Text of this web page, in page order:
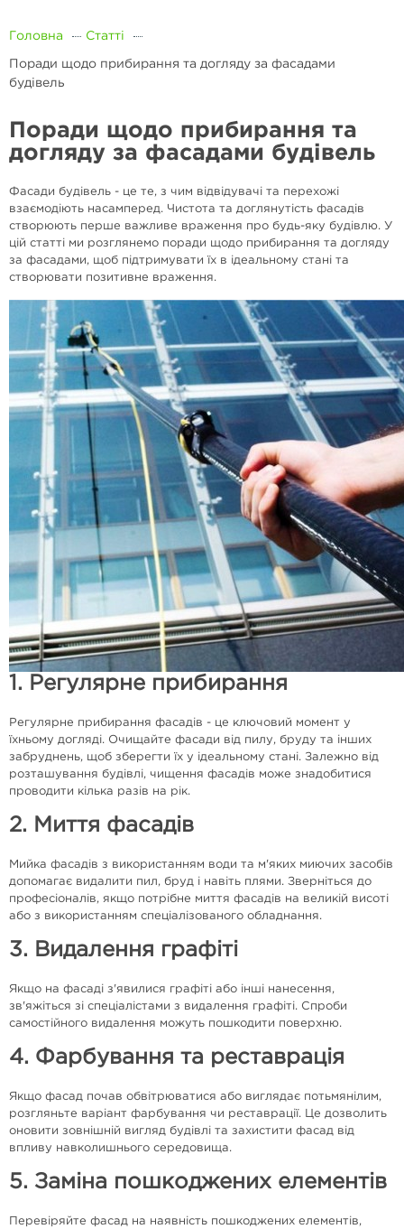
Головна Статті
Поради щодо прибирання та догляду за фасадами
будівель
Поради щодо прибирання та
догляду за фасадами будівель
Фасади будівель - це те, з чим відвідувачі та перехожі
взаємодіють насамперед. Чистота та доглянутість фасадів
створюють перше важливе враження про будь-яку будівлю. У
цій статті ми розглянемо поради щодо прибирання та догляду
за фасадами, щоб підтримувати їх в ідеальному стані та
створювати позитивне враження.
1. Регулярне прибирання
Регулярне прибирання фасадів - це ключовий момент у
їхньому догляді. Очищайте фасади від пилу, бруду та інших
забруднень, щоб зберегти їх у ідеальному стані. Залежно від
розташування будівлі, чищення фасадів може знадобитися
проводити кілька разів на рік.
2. Миття фасадів
Мийка фасадів з використанням води та м'яких миючих засобів
допомагає видалити пил, бруд і навіть плями. Зверніться до
професіоналів, якщо потрібне миття фасадів на великій висоті
або з використанням спеціалізованого обладнання.
3. Видалення графіті
Якщо на фасаді з'явилися графіті або інші нанесення,
зв'яжіться зі спеціалістами з видалення графіті. Спроби
самостійного видалення можуть пошкодити поверхню.
4. Фарбування та реставрація
Якщо фасад почав обвітрюватися або виглядає потьмянілим,
розгляньте варіант фарбування чи реставрації. Це дозволить
оновити зовнішній вигляд будівлі та захистити фасад від
впливу навколишнього середовища.
5. Заміна пошкоджених елементів
Перевіряйте фасад на наявність пошкоджених елементів,